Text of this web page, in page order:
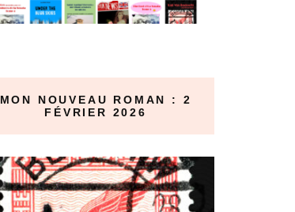
MON NOUVEAU ROMAN : 2
FÉVRIER 2026